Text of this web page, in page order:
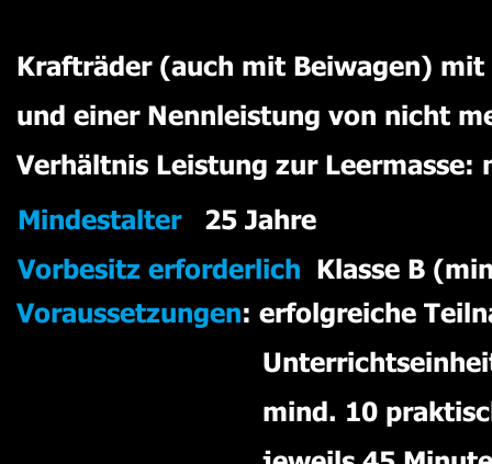
Krafträder (auch mit Beiwagen)
und einer Nennleistung von nicht
Verhältnis Leistung zur
Voraussetzungen: erfolgreiche
mind. 10
Mindestalter
   25 Jahre
Vorbesitz erforderlich
Klasse B